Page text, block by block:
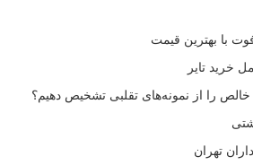
را از نمونه‌های تقلبی تشخیص دهیم؟
تهران